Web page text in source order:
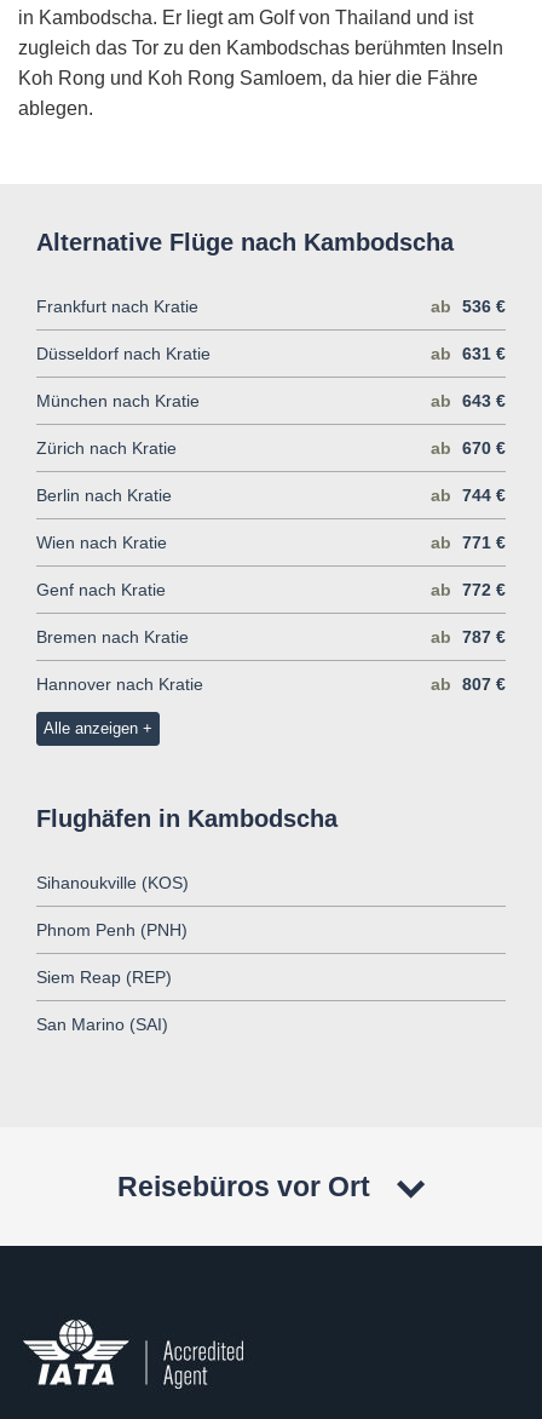
in Kambodscha. Er liegt am Golf von Thailand und ist
zugleich das Tor zu den Kambodschas berühmten Inseln
Koh Rong und Koh Rong Samloem, da hier die Fähre
ablegen.
Alternative Flüge nach Kambodscha
Frankfurt nach Kratie ab 536 €
Düsseldorf nach Kratie ab 631 €
München nach Kratie ab 643 €
Zürich nach Kratie ab 670 €
Berlin nach Kratie ab 744 €
Wien nach Kratie ab 771 €
Genf nach Kratie ab 772 €
Bremen nach Kratie ab 787 €
Hannover nach Kratie ab 807 €
Alle anzeigen
Flughäfen in Kambodscha
Sihanoukville (KOS)
Phnom Penh (PNH)
Siem Reap (REP)
San Marino (SAI)
Reisebüros vor Ort